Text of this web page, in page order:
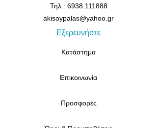
Τηλ.: 6938.111888
akisoypalas@yahoo.gr
Εξερευνήστε
Κατάστημα
Επικοινωνία
Προσφορές